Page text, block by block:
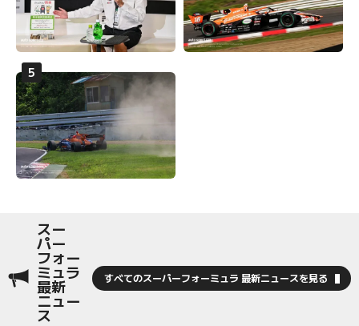
スー
パー
フォー
ミュラ
最新
ニュー
ス
すべてのスーパーフォーミュラ 最新ニュースを見る